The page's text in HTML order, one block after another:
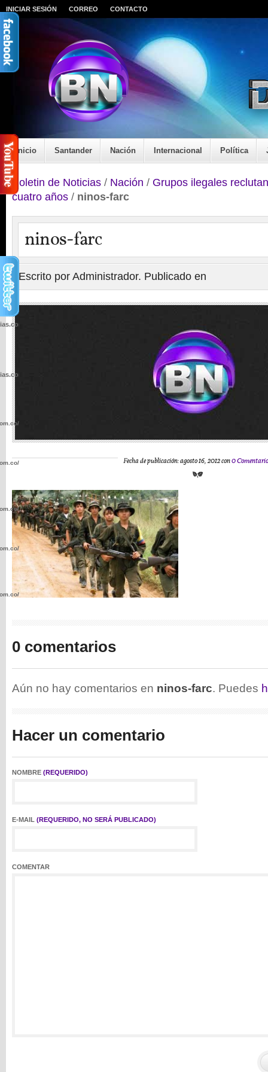
INICIAR SESIÓN CORREO CONTACTO
Inicio Santander Nación Internacional Política
Boletin de Noticias / Nación / Grupos ilegales
cuatro años / ninos-farc
ninos-farc
Escrito por Administrador. Publicado en
Fecha de publicación: agosto 16, 2012 con0
0 comentarios
Aún no hay comentarios en ninos-farc. Puedes
Hacer un comentario
NOMBRE (REQUERIDO)
E-MAIL (REQUERIDO, NO SERÁ PUBLICADO)
COMENTAR
wp-
wp-
wp-
wp-
wp-
wp-
wp-
wp-
wp-